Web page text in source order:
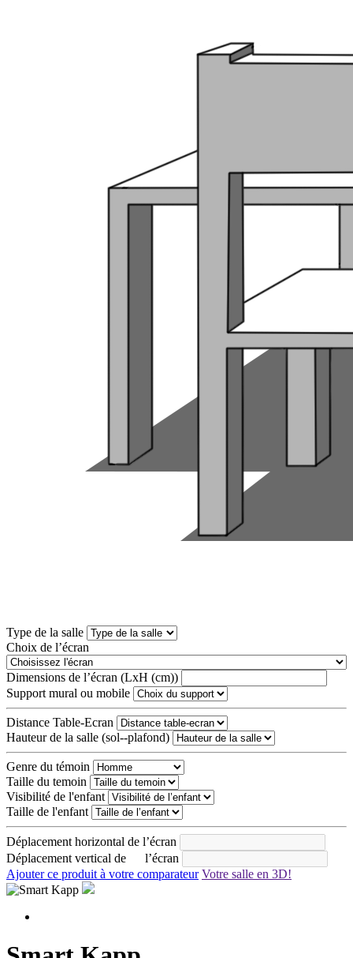
Type de la salle
Choix de l’écran
Dimensions de l’écran (LxH (cm))
Support mural ou mobile
Distance Table-Ecran
Hauteur de la salle (sol--plafond)
Genre du témoin
Taille du temoin
Visibilité de l'enfant
Taille de l'enfant
Déplacement horizontal de l’écran
Déplacement vertical de l’écran
Ajouter ce produit à votre comparateur Votre salle en 3D!